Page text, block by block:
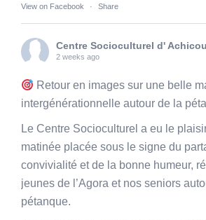
View on Facebook · Share
Centre Socioculturel d'
2 weeks ago
Retour en images sur une belle
intergénérationnelle autour de la
Le Centre Socioculturel a eu le
matinée placée sous le signe du
convivialité et de la bonne humeur,
jeunes de l’Agora et nos seniors
pétanque.